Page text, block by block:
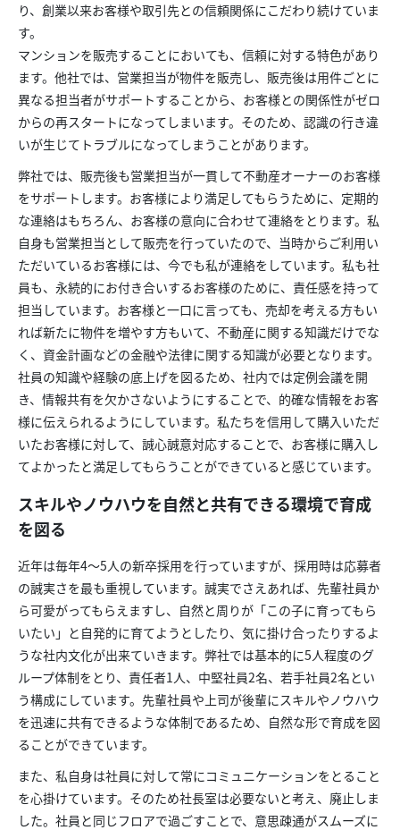
り、創業以来お客様や取引先との信頼関係にこだわり続けていま
す。
マンションを販売することにおいても、信頼に対する特色があり
ます。他社では、営業担当が物件を販売し、販売後は用件ごとに
異なる担当者がサポートすることから、お客様との関係性がゼロ
からの再スタートになってしまいます。そのため、認識の行き違
いが生じてトラブルになってしまうことがあります。
弊社では、販売後も営業担当が一貫して不動産オーナーのお客様
をサポートします。お客様により満足してもらうために、定期的
な連絡はもちろん、お客様の意向に合わせて連絡をとります。私
自身も営業担当として販売を行っていたので、当時からご利用い
ただいているお客様には、今でも私が連絡をしています。私も社
員も、永続的にお付き合いするお客様のために、責任感を持って
担当しています。お客様と一口に言っても、売却を考える方もい
れば新たに物件を増やす方もいて、不動産に関する知識だけでな
く、資金計画などの金融や法律に関する知識が必要となります。
社員の知識や経験の底上げを図るため、社内では定例会議を開
き、情報共有を欠かさないようにすることで、的確な情報をお客
様に伝えられるようにしています。私たちを信用して購入いただ
いたお客様に対して、誠心誠意対応することで、お客様に購入し
てよかったと満足してもらうことができていると感じています。
スキルやノウハウを自然と共有できる環境で育成
を図る
近年は毎年4～5人の新卒採用を行っていますが、採用時は応募者
の誠実さを最も重視しています。誠実でさえあれば、先輩社員か
ら可愛がってもらえますし、自然と周りが「この子に育ってもら
いたい」と自発的に育てようとしたり、気に掛け合ったりするよ
うな社内文化が出来ていきます。弊社では基本的に5人程度のグ
ループ体制をとり、責任者1人、中堅社員2名、若手社員2名とい
う構成にしています。先輩社員や上司が後輩にスキルやノウハウ
を迅速に共有できるような体制であるため、自然な形で育成を図
ることができています。
また、私自身は社員に対して常にコミュニケーションをとること
を心掛けています。そのため社長室は必要ないと考え、廃止しま
した。社員と同じフロアで過ごすことで、意思疎通がスムーズに